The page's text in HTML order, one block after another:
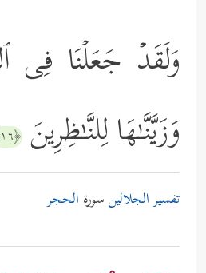
وَلَقَدۡ جَعَلۡنَا فِی
وَزَیَّنَّـٰهَا لِلنَّـٰظِرِینَ ﴿١٦﴾
تفسير الجلالينسورة الحجر